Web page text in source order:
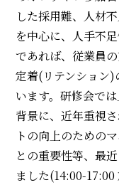
した採用難、人材
を中心に、人手不
であれば、従業員
定着(リテンション)
います。研修会で
背景に、近年重視
トの向上のための
との重要性等、最
ました(14:00-